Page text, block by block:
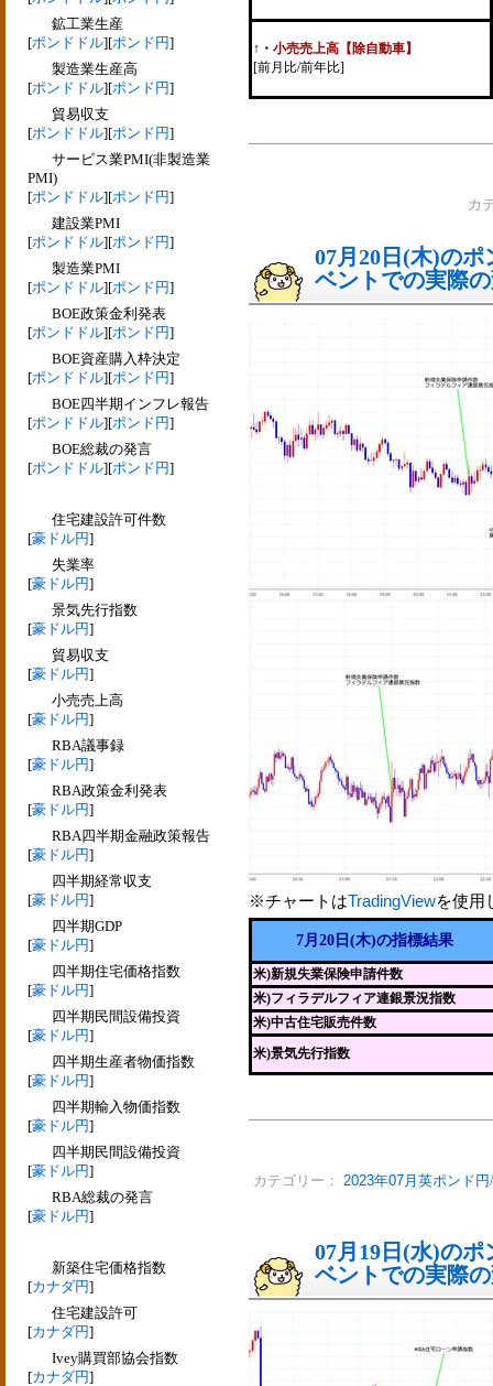
鉱工業生産
[ポンドドル][ポンド円]
製造業生産高
[ポンドドル][ポンド円]
貿易収支
[ポンドドル][ポンド円]
サービス業PMI(非製造業
PMI)
[ポンドドル][ポンド円]
建設業PMI
[ポンドドル][ポンド円]
製造業PMI
[ポンドドル][ポンド円]
BOE政策金利発表
[ポンドドル][ポンド円]
BOE資産購入枠決定
[ポンドドル][ポンド円]
BOE四半期インフレ報告
[ポンドドル][ポンド円]
BOE総裁の発言
[ポンドドル][ポンド円]
住宅建設許可件数
[豪ドル円]
失業率
[豪ドル円]
景気先行指数
[豪ドル円]
貿易収支
[豪ドル円]
小売売上高
[豪ドル円]
RBA議事録
[豪ドル円]
RBA政策金利発表
[豪ドル円]
RBA四半期金融政策報告
[豪ドル円]
四半期経常収支
[豪ドル円]
四半期GDP
[豪ドル円]
四半期住宅価格指数
[豪ドル円]
四半期民間設備投資
[豪ドル円]
四半期生産者物価指数
[豪ドル円]
四半期輸入物価指数
[豪ドル円]
四半期民間設備投資
[豪ドル円]
RBA総裁の発言
[豪ドル円]
新築住宅価格指数
[カナダ円]
住宅建設許可
[カナダ円]
Ivey購買部協会指数
[カナダ円]
↑ ・ 小売売上高【除自動車】
[前月比/前年比]
カ
07月20日(木)の
ベントでの実際
※チャートはTradingViewを使用
7月20日(木)の指標結果
米)新規失業保険申請件数
米)フィラデルフィア連銀景況指数
米)中古住宅販売件数
米)景気先行指数
カテゴリー： 2023年07月英ポンド円
07月19日(水)の
ベントでの実際